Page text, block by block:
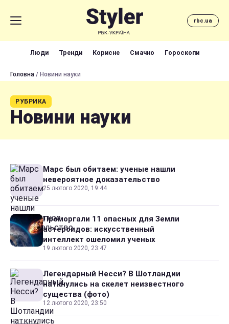
rbc.ua
Люди Тренди Корисне Смачно Гороскопи
Головна / Новини науки
РУБРИКА
Новини науки
Марс был обитаем: ученые нашли
невероятное доказательство
25 лютого 2020, 19:44
Проморгали 11 опасных для Земли
астероидов: искусственный
интеллект ошеломил ученых
19 лютого 2020, 23:47
Легендарный Несси? В Шотландии
наткнулись на скелет неизвестного
существа (фото)
12 лютого 2020, 23:50